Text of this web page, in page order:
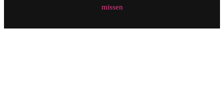
missen